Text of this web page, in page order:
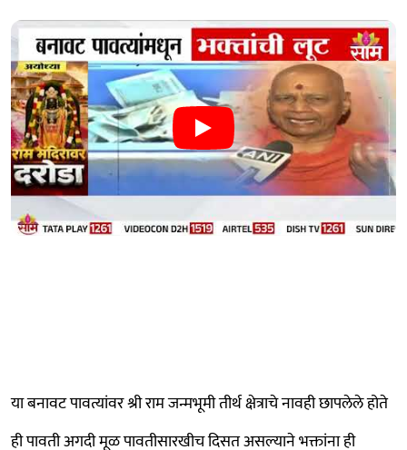
या बनावट पावत्यांवर श्री राम जन्मभूमी तीर्थ क्षेत्राचे नावही छापलेले होते
ही पावती अगदी मूळ पावतीसारखीच दिसत असल्याने भक्तांना ही